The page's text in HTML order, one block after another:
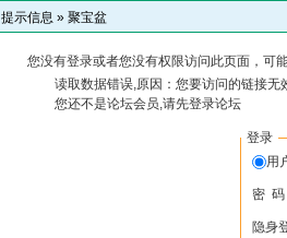
提示信息 » 聚宝盆
您没有登录或者您没有权限访问此页面，可
读取数据错误,原因：您要访问的链接
您还不是论坛会员,请先登录论坛
登录
用
密 码
隐身